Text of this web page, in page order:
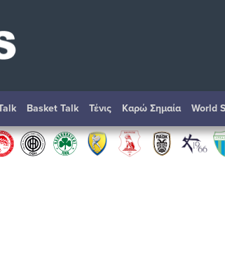
Basket Talk Τένις Καρώ Σημαία World